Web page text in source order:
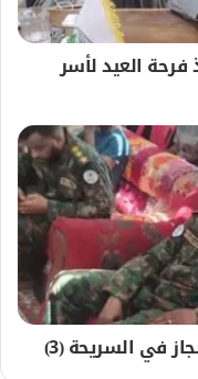
العيد لأسر
في السريحة (3)